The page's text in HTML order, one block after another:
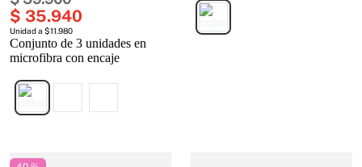
$ 35.940
Unidad a $11.980
Conjunto de 3 unidades en
microfibra con encaje